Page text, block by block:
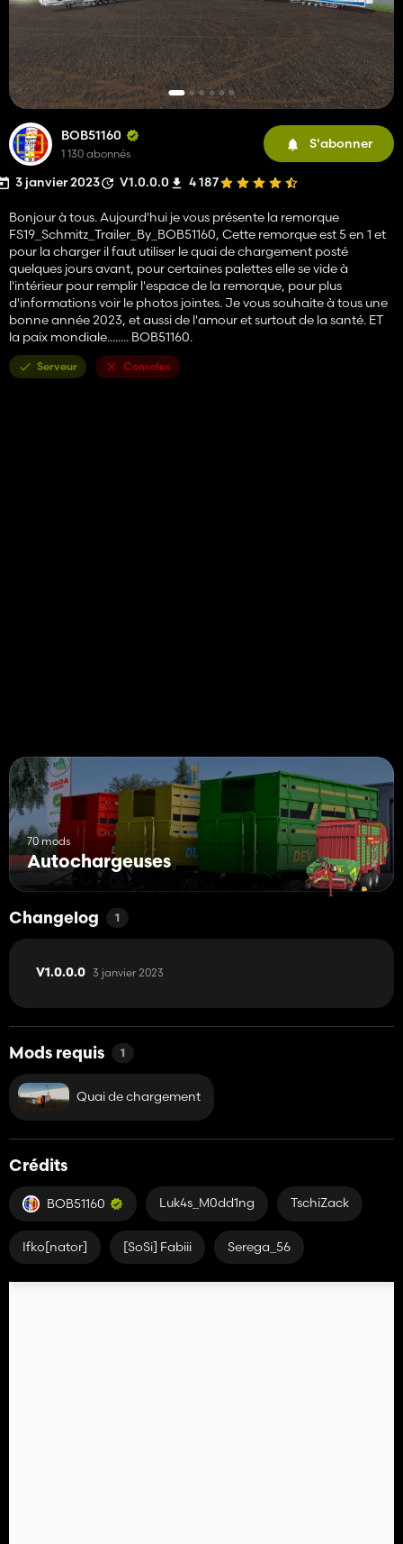
BOB51160
1 130 abonnés
S'abonner
3 janvier 2023 V1.0.0.0 4 187
Bonjour à tous. Aujourd'hui je vous présente la remorque
FS19_Schmitz_Trailer_By_BOB51160, Cette remorque est 5 en 1 et
pour la charger il faut utiliser le quai de chargement posté
quelques jours avant, pour certaines palettes elle se vide à
l'intérieur pour remplir l'espace de la remorque, pour plus
d'informations voir le photos jointes. Je vous souhaite à tous une
bonne année 2023, et aussi de l'amour et surtout de la santé. ET
la paix mondiale........ BOB51160.
Serveur Consoles
70 mods
Autochargeuses
Changelog 1
V1.0.0.0 3 janvier 2023
Mods requis 1
Quai de chargement
Crédits
BOB51160 Luk4s_M0dd1ng TschiZack
Ifko[nator] [SoSi] Fabiii Serega_56